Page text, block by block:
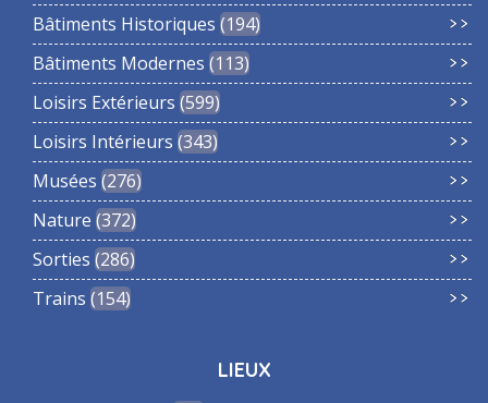
Bâtiments Historiques 194
Bâtiments Modernes 113
Loisirs Extérieurs 599
Loisirs Intérieurs 343
Musées 276
Nature 372
Sorties 286
Trains 154
LIEUX